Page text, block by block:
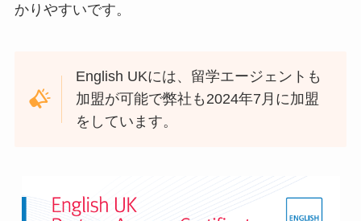
かりやすいです。
English UKには、留学エージェントも
加盟が可能で弊社も2024年7月に加盟
をしています。